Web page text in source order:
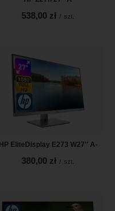
538,00 zł / szt.
HP EliteDisplay E273 W27'' A-
380,00 zł / szt.